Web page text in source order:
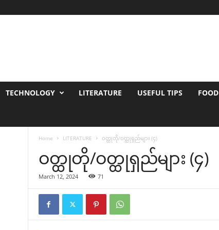
TECHNOLOGY LITERATURE USEFUL TIPS FOOD
Home LITERATURE ဝတ္ထုတို/ဝတ္ထုရှည်များ (၄)
ဝတ္ထုတို/ဝတ္ထုရှည်များ (၄)
March 12, 2024 71